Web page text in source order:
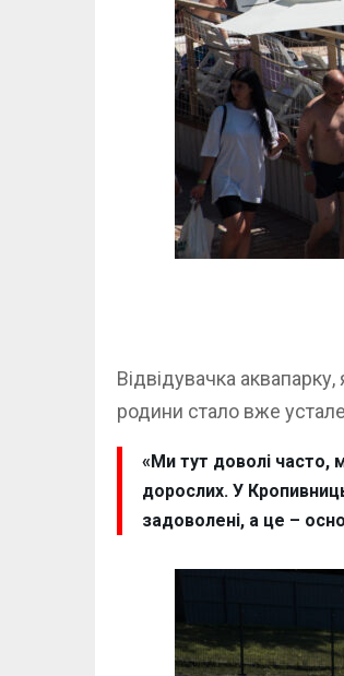
Відвідувачка
родини стало вже
«Ми тут доволі часто,
дорослих. У
задоволені, а це –